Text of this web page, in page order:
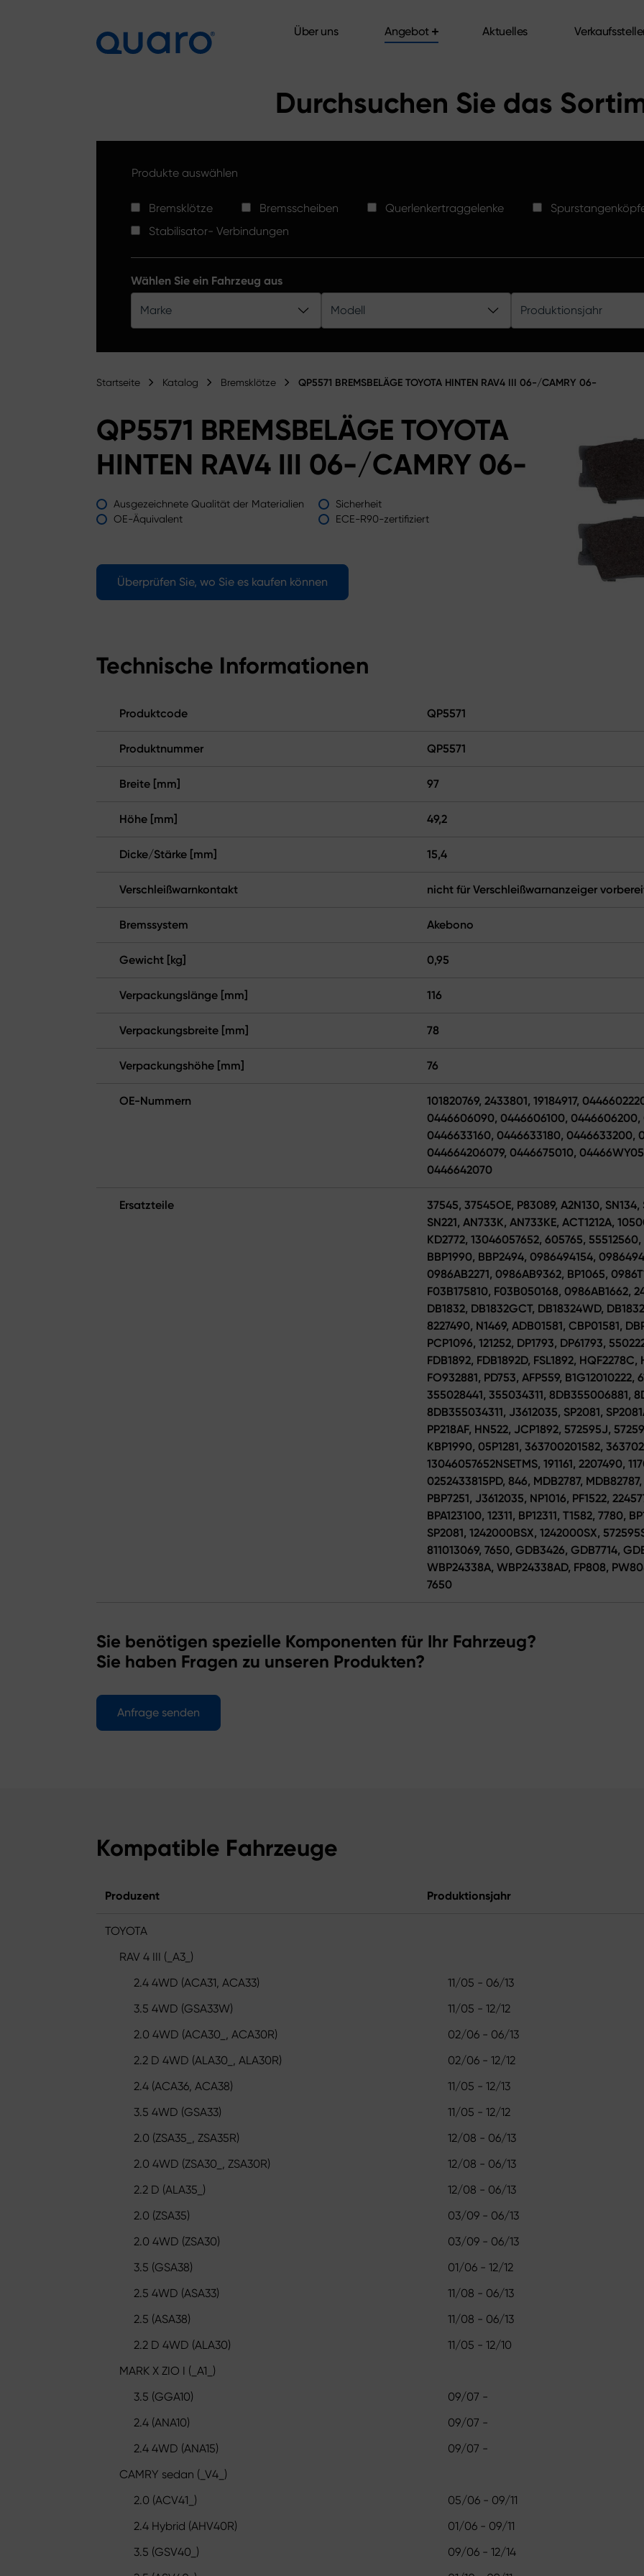
Über uns
Angebot
Aktuelles
Durchsuchen Sie das
Produkte auswählen
Bremsklötze Bremsscheiben Querlenkertraggelenke
Stabilisator- Verbindungen
Wählen Sie ein Fahrzeug aus
Marke Modell Produktionsjahr
Startseite Katalog Bremsklötze QP5571 BREMSBELÄGE TOYOTA HINTEN RAV4 III 06-/CAMRY 06-
QP5571 BREMSBELÄGE TOYOTA
HINTEN RAV4 III 06-/CAMRY 06-
Ausgezeichnete Qualität der Materialien
Sicherheit
OE-Äquivalent
ECE-R90-zertifiziert
Überprüfen Sie, wo Sie es kaufen können
Technische Informationen
Produktcode QP5571
Produktnummer QP5571
Breite [mm] 97
Höhe [mm] 49,2
Dicke/Stärke [mm] 15,4
Verschleißwarnkontakt nicht für Verschleißwarnanzeiger
Bremssystem Akebono
Gewicht [kg] 0,95
Verpackungslänge [mm] 116
Verpackungsbreite [mm] 78
Verpackungshöhe [mm] 76
OE-Nummern
101820769, 2433801, 19184917,
0446606090, 0446606100,
0446633160, 0446633180, 0446633200,
044664206079, 0446675010,
0446642070
Ersatzteile
37545, 37545OE, P83089, A2N130, SN134,
SN221, AN733K, AN733KE, ACT1212A,
KD2772, 13046057652, 605765,
BBP1990, BBP2494, 0986494154,
0986AB2271, 0986AB9362, BP1065,
F03B175810, F03B050168, 0986AB1662,
DB1832, DB1832GCT, DB18324WD,
8227490, N1469, ADB01581, CBP01581,
PCP1096, 121252, DP1793, DP61793,
FDB1892, FDB1892D, FSL1892,
FO932881, PD753, AFP559,
355028441, 355034311, 8DB355006881,
8DB355034311, J3612035, SP2081,
PP218AF, HN522, JCP1892, 572595J,
KBP1990, 05P1281, 363700201582,
13046057652NSETMS, 191161, 2207490,
0252433815PD, 846, MDB2787,
PBP7251, J3612035, NP1016, PF1522,
BPA123100, 12311, BP12311, T1582, 7780,
SP2081, 1242000BSX, 1242000SX,
811013069, 7650, GDB3426, GDB7714,
WBP24338A, WBP24338AD, FP808,
7650
Sie benötigen spezielle Komponenten für Ihr Fahrzeug?
Sie haben Fragen zu unseren Produkten?
Anfrage senden
Kompatible Fahrzeuge
Produzent Produktionsjahr
TOYOTA
RAV 4 III (_A3_)
2.4 4WD (ACA31, ACA33)
11/05 - 06/13
3.5 4WD (GSA33W)
11/05 - 12/12
2.0 4WD (ACA30_, ACA30R)
02/06 - 06/13
2.2 D 4WD (ALA30_, ALA30R)
02/06 - 12/12
2.4 (ACA36, ACA38)
11/05 - 12/13
3.5 4WD (GSA33)
11/05 - 12/12
2.0 (ZSA35_, ZSA35R)
12/08 - 06/13
2.0 4WD (ZSA30_, ZSA30R)
12/08 - 06/13
2.2 D (ALA35_)
12/08 - 06/13
2.0 (ZSA35)
03/09 - 06/13
2.0 4WD (ZSA30)
03/09 - 06/13
3.5 (GSA38)
01/06 - 12/12
2.5 4WD (ASA33)
11/08 - 06/13
2.5 (ASA38)
11/08 - 06/13
2.2 D 4WD (ALA30)
11/05 - 12/10
MARK X ZIO I (_A1_)
3.5 (GGA10)
09/07 -
2.4 (ANA10)
09/07 -
2.4 4WD (ANA15)
09/07 -
CAMRY sedan (_V4_)
2.0 (ACV41_)
05/06 - 09/11
2.4 Hybrid (AHV40R)
01/06 - 09/11
3.5 (GSV40_)
09/06 - 12/14